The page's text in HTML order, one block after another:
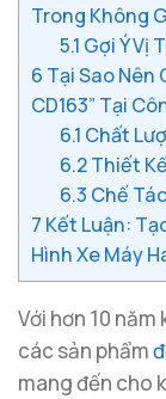
Trong Không
5.1 Gợi Ý Vị
6 Tại Sao Nên
CD163” Tại
6.1 Chất
6.2Thiết
6.3 Chế
7 Kết Luận:
Hình Xe Máy
Với hơn 10
các sản phẩm
mang đến cho